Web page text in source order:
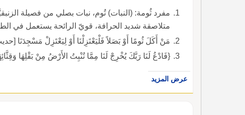
مفرد ثُومة: (النبات) تُوم، نبات بصلي من فصيلة
متلاصقة شديد الحرافة، قويّ الرائحة يستعمل في
مَنْ أَكَلَ ثُومًا أَوْ بَصَلاً فَلْيَعْتَزِلْنَا أَوْ لِيَعْتَزِلْ مَسْجِدَنَا
{فَادْعُ لَنَا رَبَّكَ يُخْرِجْ لَنَا مِمَّا تُنْبِتُ الأَرْضُ مِنْ بَقْلِهَا
عرض المزيد